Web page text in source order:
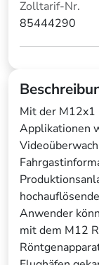
Zolltarif-Nr.
85444290
Mit der M12x1
Applikationen
Anwender
mit dem M12